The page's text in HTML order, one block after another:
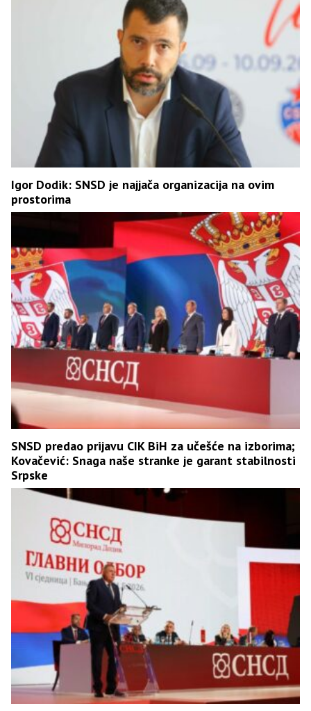
Igor Dodik: SNSD je najjača organizacija na ovim
prostorima
SNSD predao prijavu CIK BiH za učešće na izborima;
Kovačević: Snaga naše stranke je garant stabilnosti
Srpske